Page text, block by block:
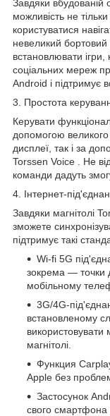
Завдяки вбудованій
можливість не
користуватися
невеликий
встановлювати
соціальних мереж
Android і підтримує
3. Простота
Керувати
допомогою великого
дисплеї, так і за
Torssen Voice
. Не
команди дадуть
4. Інтернет-
Завдяки магнітолі
зможете
підтримує такі
Wi-fi 5G
зокрема — точки
мобільному
3G/4G-
встановленому
використовувати
магнітолі.
Функция
Apple без
Застосунок
свого смартфона